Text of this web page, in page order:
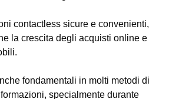
contactless sicure e convenienti,
la crescita degli acquisti online e
fondamentali in molti metodi di
specialmente durante